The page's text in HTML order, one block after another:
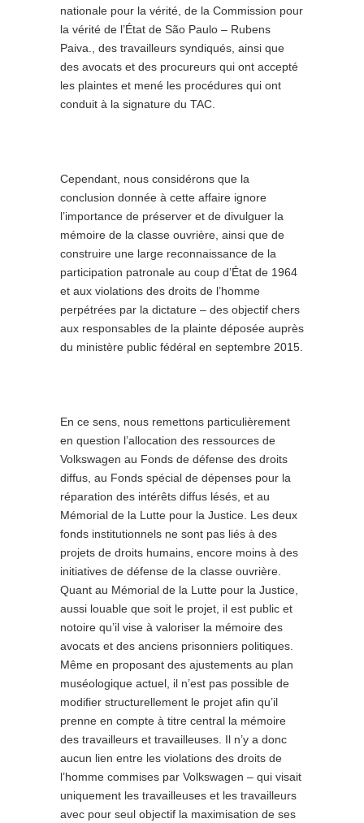
nationale pour la vérité, de la Commission pour
la vérité de l’État de São Paulo – Rubens
Paiva., des travailleurs syndiqués, ainsi que
des avocats et des procureurs qui ont accepté
les plaintes et mené les procédures qui ont
conduit à la signature du TAC.
Cependant, nous considérons que la
conclusion donnée à cette affaire ignore
l’importance de préserver et de divulguer la
mémoire de la classe ouvrière, ainsi que de
construire une large reconnaissance de la
participation patronale au coup d’État de 1964
et aux violations des droits de l’homme
perpétrées par la dictature – des objectif chers
aux responsables de la plainte déposée auprès
du ministère public fédéral en septembre 2015.
En ce sens, nous remettons particulièrement
en question l’allocation des ressources de
Volkswagen au Fonds de défense des droits
diffus, au Fonds spécial de dépenses pour la
réparation des intérêts diffus lésés, et au
Mémorial de la Lutte pour la Justice. Les deux
fonds institutionnels ne sont pas liés à des
projets de droits humains, encore moins à des
initiatives de défense de la classe ouvrière.
Quant au Mémorial de la Lutte pour la Justice,
aussi louable que soit le projet, il est public et
notoire qu’il vise à valoriser la mémoire des
avocats et des anciens prisonniers politiques.
Même en proposant des ajustements au plan
muséologique actuel, il n’est pas possible de
modifier structurellement le projet afin qu’il
prenne en compte à titre central la mémoire
des travailleurs et travailleuses. Il n’y a donc
aucun lien entre les violations des droits de
l’homme commises par Volkswagen – qui visait
uniquement les travailleuses et les travailleurs
avec pour seul objectif la maximisation de ses